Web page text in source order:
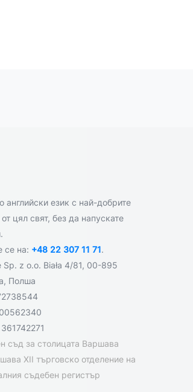
английски език с най-добрите
цял свят, без да напускате
се на: +48 22 307 11 71.
Sp. z o.o. Biała 4/81, 00-895
Полша
съд за столицата Варшава
XII търговско отделение на
съдебен регистър